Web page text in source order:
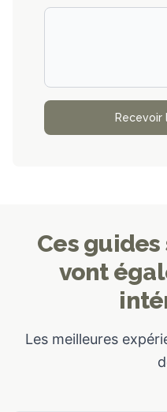
Recevoir
Ces
vont
Les meilleures